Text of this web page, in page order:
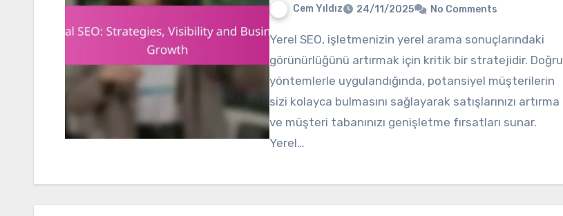
Cem Yıldız 24/11/2025 No Comments
Yerel SEO, işletmenizin yerel arama sonuçlarındaki
görünürlüğünü artırmak için kritik bir stratejidir. Doğru
yöntemlerle uygulandığında, potansiyel müşterilerin
sizi kolayca bulmasını sağlayarak satışlarınızı artırma
ve müşteri tabanınızı genişletme fırsatları sunar.
Yerel…